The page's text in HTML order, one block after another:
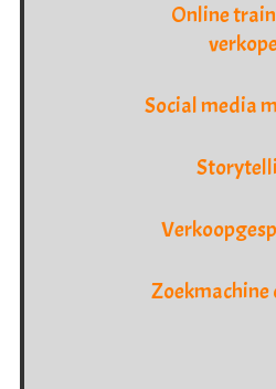
Online
Social media